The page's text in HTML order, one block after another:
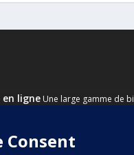
ligneUne large gamme de
Le site d’information